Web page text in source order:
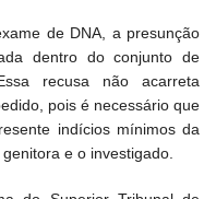
de DNA, a presunção
dentro do conjunto de
recusa não acarreta
pois é necessário que
indícios mínimos da
e o investigado.